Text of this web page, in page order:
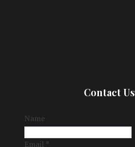
Contact Us
Name
Email *